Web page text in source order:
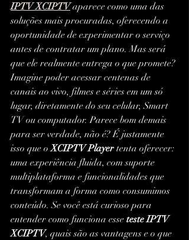
IPTV XCIPTV aparece como uma das
soluções mais procuradas, oferecendo a
oportunidade de experimentar o serviço
antes de contratar um plano. Mas será
que ele realmente entrega o que promete?
Imagine poder acessar centenas de
canais ao vivo, filmes e séries em um só
lugar, diretamente do seu celular, Smart
TV ou computador. Parece bom demais
para ser verdade, não é? É justamente
isso que o XCIPTV Player tenta oferecer:
uma experiência fluida, com suporte
multiplataforma e funcionalidades que
transformam a forma como consumimos
conteúdo. Se você está curioso para
entender como funciona esse teste IPTV
XCIPTV, quais são as vantagens e o que